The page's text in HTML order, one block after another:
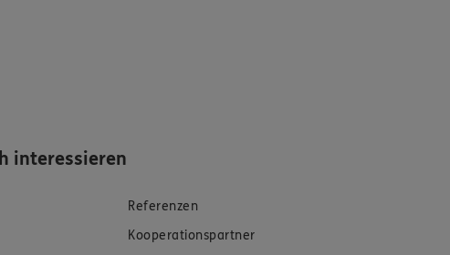
interessieren
Referenzen
Kooperationspartner